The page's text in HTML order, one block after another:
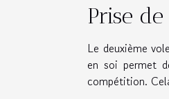
Prise
Le deuxième
en soi permet
compétition.